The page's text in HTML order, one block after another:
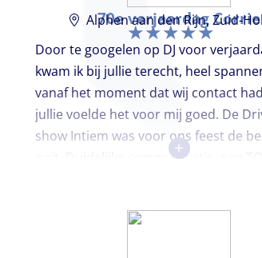
70e verjaardag Corrie
Alphen aan den Rijn, Zuid-
Door te googelen op DJ voor
kwam ik bij jullie terecht, heel
vanaf het moment dat wij contact
jullie voelde het voor mij goed. De
show Intiem was voor ons feest de
ooit. Duidelijke communicatie, een
gevonden had. Wij hebben een
+